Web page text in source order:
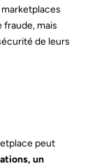
mais
de leurs
peut
un